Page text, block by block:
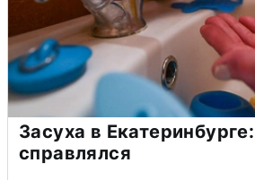
Засуха в
справлялся